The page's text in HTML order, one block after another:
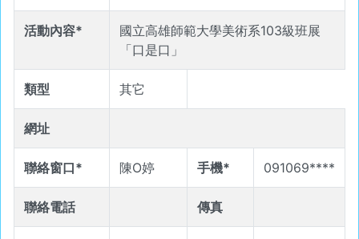
活動內容*
國立高雄師範大學美術系103級班展
「口是口」
類型 其它
網址
聯絡窗口* 陳O婷 手機* 091069****
聯絡電話 傳真